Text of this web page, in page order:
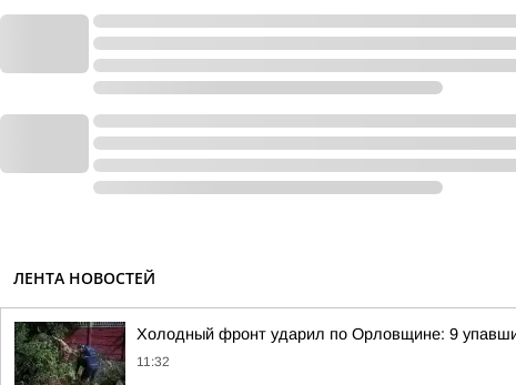
ЛЕНТА НОВОСТЕЙ
Холодный фронт ударил по Орловщине: 9
11:32